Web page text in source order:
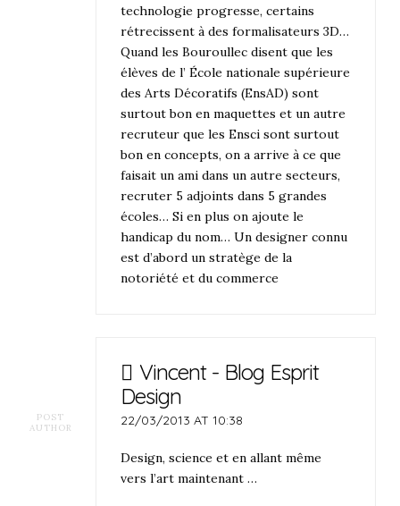
technologie progresse, certains
rétrecissent à des formalisateurs 3D…
Quand les Bouroullec disent que les
élèves de l’ École nationale supérieure
des Arts Décoratifs (EnsAD) sont
surtout bon en maquettes et un autre
recruteur que les Ensci sont surtout
bon en concepts, on a arrive à ce que
faisait un ami dans un autre secteurs,
recruter 5 adjoints dans 5 grandes
écoles… Si en plus on ajoute le
handicap du nom… Un designer connu
est d’abord un stratège de la
notoriété et du commerce
POST
AUTHOR
Vincent - Blog Esprit
Design
22/03/2013 AT 10:38
Design, science et en allant même
vers l’art maintenant …